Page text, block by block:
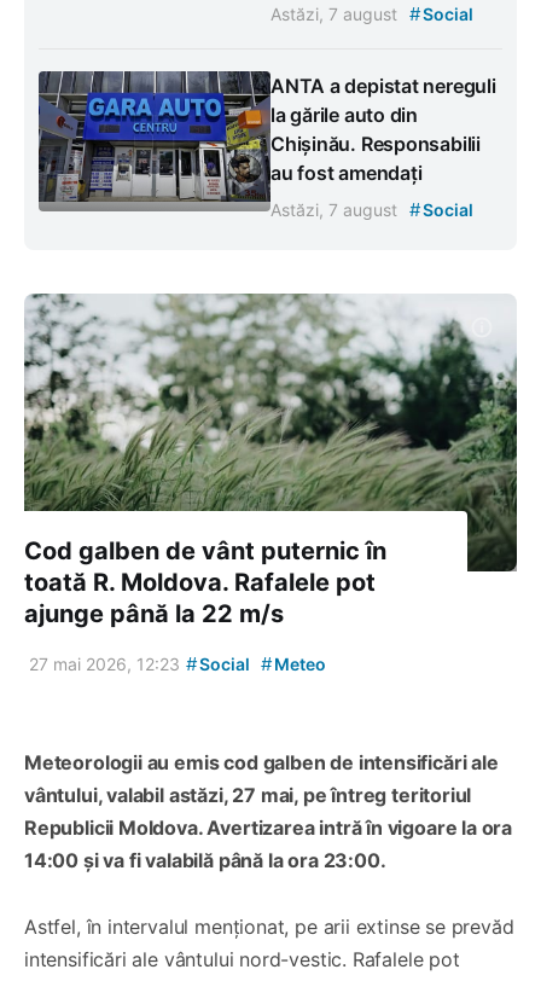
Astăzi, 7 august #Social
ANTA a depistat nereguli
la gările auto din
Chișinău. Responsabilii
au fost amendați
Astăzi, 7 august #Social
Cod galben de vânt puternic în
toată R. Moldova. Rafalele pot
ajunge până la 22 m/s
27 mai 2026, 12:23 #Social #Meteo
Meteorologii au emis cod galben de intensificări ale
vântului, valabil astăzi, 27 mai, pe întreg teritoriul
Republicii Moldova. Avertizarea intră în vigoare la ora
14:00 și va fi valabilă până la ora 23:00.
Astfel, în intervalul menționat, pe arii extinse se prevăd
intensificări ale vântului nord-vestic. Rafalele pot